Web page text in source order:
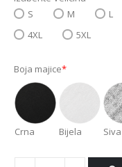
S
M L
4XL
5XL
Boja majice*
Crna Bijela Siva